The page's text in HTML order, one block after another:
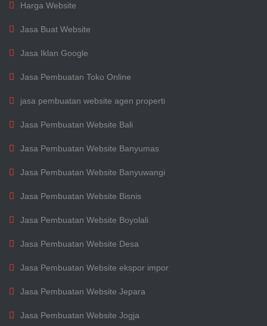
Harga Website
Jasa Buat Website
Jasa Iklan Google
Jasa Pembuatan Toko Online
jasa pembuatan website agen properti
Jasa Pembuatan Website Bali
Jasa Pembuatan Website Banyumas
Jasa Pembuatan Website Banyuwangi
Jasa Pembuatan Website Bisnis
Jasa Pembuatan Website Boyolali
Jasa Pembuatan Website Desa
Jasa Pembuatan Website ekspor impor
Jasa Pembuatan Website Jepara
Jasa Pembuatan Website Jogja